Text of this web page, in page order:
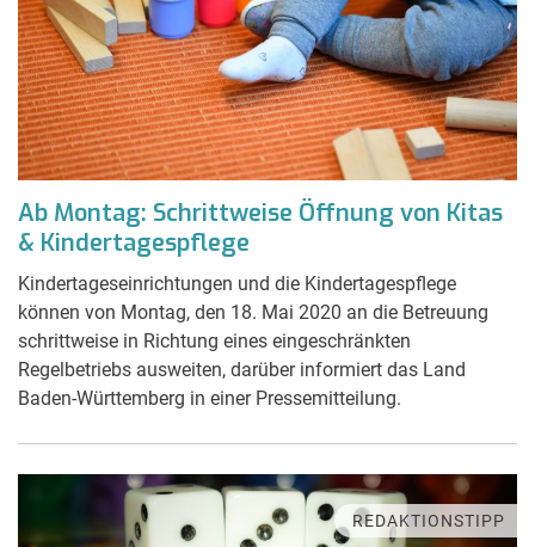
Ab Montag: Schrittweise Öffnung von Kitas
& Kindertagespflege
Kindertageseinrichtungen und die Kindertagespflege
können von Montag, den 18. Mai 2020 an die Betreuung
schrittweise in Richtung eines eingeschränkten
Regelbetriebs ausweiten, darüber informiert das Land
Baden-Württemberg in einer Pressemitteilung.
REDAKTIONSTIPP